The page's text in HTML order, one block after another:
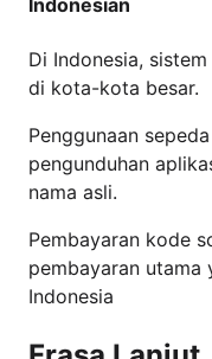
Indonesian
Di Indonesia,
di kota-kota besar.
Penggunaan
pengunduhan
nama asli.
Pembayaran kode
pembayaran utama
Indonesia